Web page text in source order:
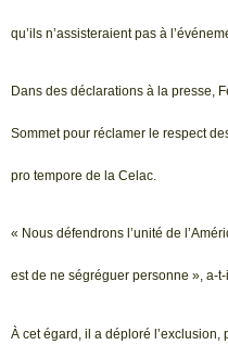
qu’ils n’assisteraient pas à
Dans des déclarations à la presse,
Sommet pour réclamer le respect
pro tempore de la Celac.
« Nous défendrons l’unité de
est de ne ségréguer personne », a-
À cet égard, il a déploré